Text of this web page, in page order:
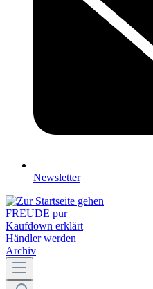
Newsletter
FREUDE pur
Kaufdown erklärt
Händler werden
Archiv